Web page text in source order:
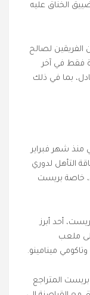
الخناق عليه
الفريقين لصالح
واحدة فقط في آخر
بما في ذلك
منذ شهر فبراير
التأهل لدوري
خاصة بريست
أحد أبرز
على ملعب
مينامينو.
المتراجع